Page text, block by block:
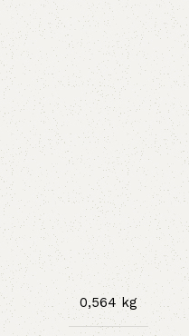
0,564 kg